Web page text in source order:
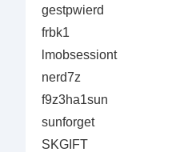
gestpwierd
frbk1
lmobsessiont
nerd7z
f9z3ha1sun
sunforget
SKGIFT